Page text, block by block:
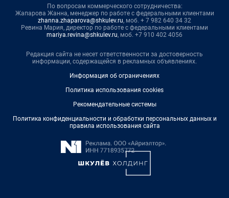
По вопросам коммерческого сотрудничества:
Жапарова Жанна, менеджер по работе с федеральными клиентами
zhanna.zhaparova@shkulev.ru, моб. + 7 982 640 34 32
Ревина Мария, директор по работе с федеральными клиентами
mariya.revina@shkulev.ru, моб. +7 910 402 4056
Редакция сайта не несет ответственности за достоверность
информации, содержащейся в рекламных объявлениях.
Информация об ограничениях
Политика использования cookies
Рекомендательные системы
Политика конфиденциальности и обработки персональных данных и
правила использования сайта